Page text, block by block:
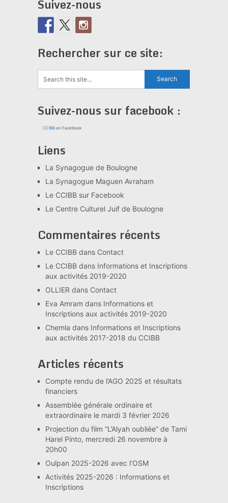
Suivez-nous
Rechercher sur ce site:
Suivez-nous sur facebook :
CCIBBon Facebook
Liens
La Synagogue de Boulogne
La Synagogue Maguen Avraham
Le CCIBB sur Facebook
Le Centre Culturel Juif de Boulogne
Commentaires récents
Le CCIBBdans Contact
Le CCIBBdans Informations et Inscriptions
aux activités 2019-2020
OLLIER dans Contact
Eva Amram dans Informations et
Inscriptions aux activités 2019-2020
Chemla dans Informations et Inscriptions
aux activités 2017-2018 du CCIBB
Articles récents
Compte rendu de l’AGO 2025 et résultats
financiers
Assemblée générale ordinaire et
extraordinaire le mardi 3 février 2026
Projection du film “L’Alyah oubliée” de Tami
Harel Pinto, mercredi 26 novembre à
20h00
Oulpan 2025-2026 avec l’OSM
Activités 2025-2026 : Informations et
Inscriptions